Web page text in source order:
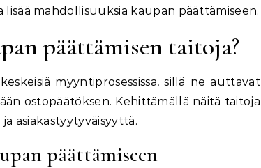
lisää mahdollisuuksia kaupan päättämiseen.
päättämisen taitoja?
myyntiprosessissa, sillä ne auttavat
ostopäätöksen. Kehittämällä näitä taitoja
asiakastyytyväisyyttä.
päättämiseen